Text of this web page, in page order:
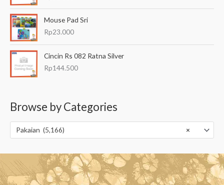
Mouse Pad Sri
Rp23.000
Cincin Rs 082 Ratna Silver
Rp144.500
Browse by Categories
×
Pakaian (5,166)